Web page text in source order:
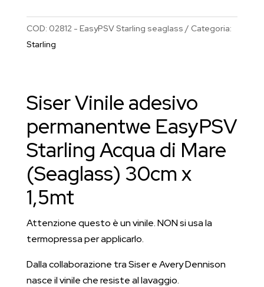
effetto
30
cm
x
1,5
mt
COD: 02812 - EasyPSV Starling seaglass
Categoria:
Starling
Siser Vinile adesivo
permanentwe EasyPSV
Starling Acqua di Mare
(Seaglass) 30cm x
1,5mt
Attenzione questo è un vinile. NON si usa la
termopressa per applicarlo.
Dalla collaborazione tra Siser e Avery Dennison
nasce il vinile che resiste al lavaggio.